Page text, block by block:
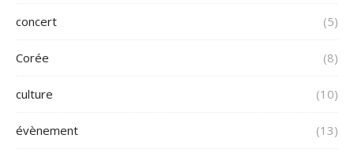
concert (5)
Corée (8)
culture (10)
évènement (13)